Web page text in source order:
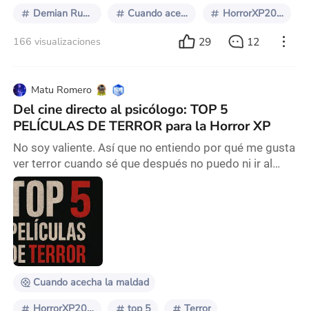
Demian Rugna Cuando acecha la maldad HorrorXP2025
166 visualizaciones 29 12
Matu Romero
Del cine directo al psicólogo: TOP 5
PELÍCULAS DE TERROR para la Horror XP
No soy valiente. Así que no entiendo por qué me gusta
ver terror cuando sé que después no puedo ni ir al
baño sin prender la luz. Pero bueno, acá estoy,
armando este Top 5 de películas que, como dice el
titulo, me llevaron del cine directo al psicólogo. (O a la
Horror XP). Algunas son joyas modernas, otras
clásicos que me traumaron cuando era chico, y una
que supuestamente era para chicos pero ter
Cuando acecha la maldad